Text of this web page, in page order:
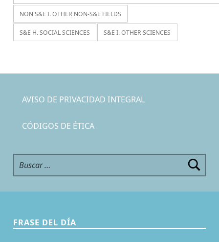
NON S&E I. OTHER NON-S&E FIELDS
S&E H. SOCIAL SCIENCES S&E I. OTHER SCIENCES
AVISO DE PRIVACIDAD INTEGRAL
CÓDIGOS DE ÉTICA
Buscar:
FRASE DEL DÍA